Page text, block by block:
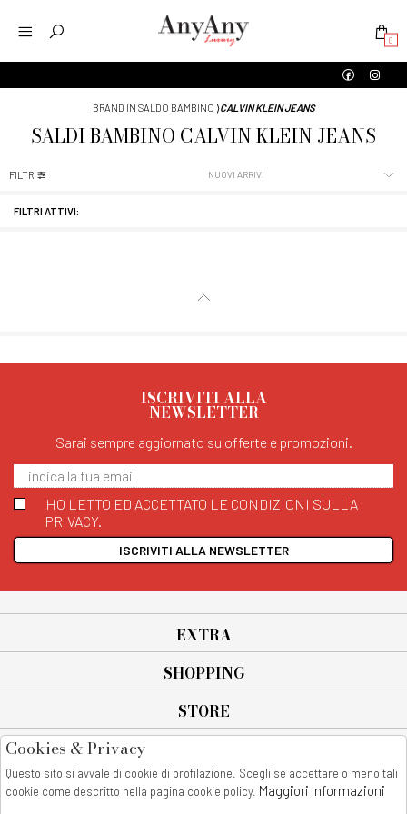
0
BRAND IN SALDO BAMBINO ⟩CALVIN KLEIN JEANS
SALDIBAMBINO CALVIN KLEIN JEANS
FILTRI ATTIVI:
FILTRI
ISCRIVITI ALLA
NEWSLETTER
Sarai sempre aggiornato su offerte e promozioni.
HO LETTO ED ACCETTATO LE CONDIZIONI SULLA
PRIVACY.
ISCRIVITI ALLA NEWSLETTER
EXTRA
SHOPPING
STORE
All rights reserved - © Copyright 2026
AnyAnyluxury srl - Sede Legale: Corso Vittorio Emanuele 90/A - 80053
Cookies & Privacy
Questo sito si avvale di cookie di profilazione. Scegli se accettare o meno tali
cookie come descritto nella pagina cookie policy. Maggiori Informazioni